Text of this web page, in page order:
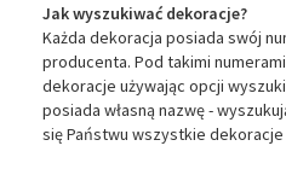
Jak wyszukiwać dekoracje?
Każda dekoracja posiada swój
producenta. Pod takimi
dekoracje używając opcji
posiada własną nazwę -
się Państwu wszystkie